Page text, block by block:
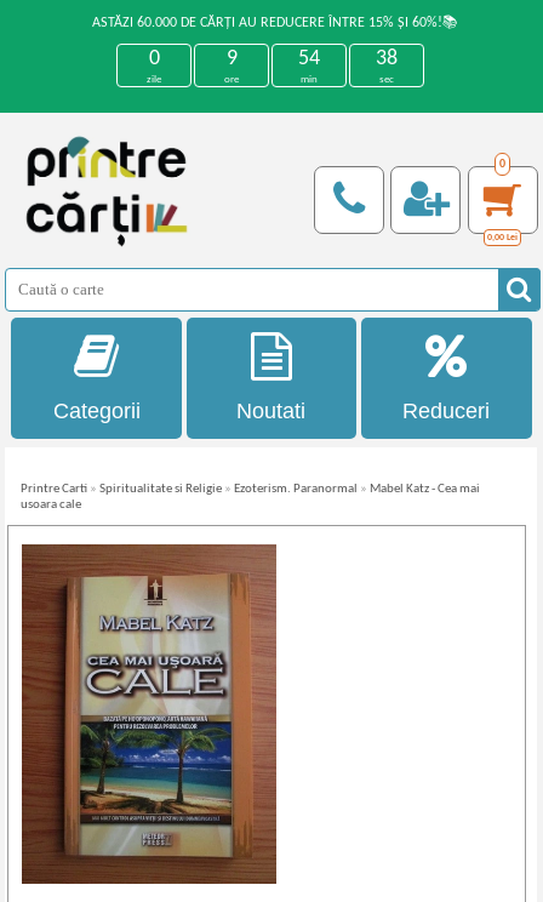
ASTĂZI 60.000 DE CĂRȚI AU REDUCERE ÎNTRE 15% ȘI 60%!📚
0
zile
9
ore
54
min
37
sec
0
0,00 Lei
Categorii Noutati Reduceri
Printre Carti »Spiritualitate si Religie » Ezoterism. Paranormal » Mabel Katz - Cea mai
usoara cale